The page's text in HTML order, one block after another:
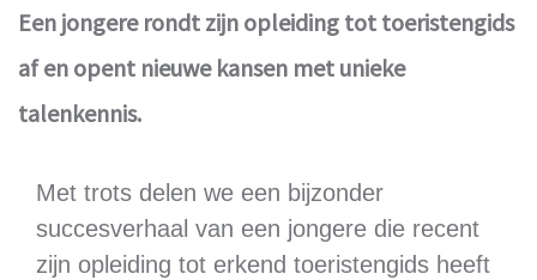
Een jongere rondt zijn opleiding tot toeristengids
af en opent nieuwe kansen met unieke
talenkennis.
Met trots delen we een bijzonder
succesverhaal van een jongere die recent
zijn opleiding tot erkend toeristengids heeft